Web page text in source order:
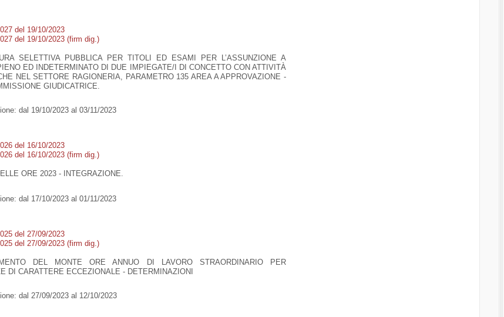
del 19/10/2023
del 19/10/2023 (firm dig.)
SELETTIVA PUBBLICA PER TITOLI ED ESAMI PER L’ASSUNZIONE A
ED INDETERMINATO DI DUE IMPIEGATE/I DI CONCETTO CON ATTIVITÀ
NEL SETTORE RAGIONERIA, PARAMETRO 135 AREA A APPROVAZIONE -
GIUDICATRICE.
dal 19/10/2023 al 03/11/2023
del 16/10/2023
del 16/10/2023 (firm dig.)
ORE 2023 - INTEGRAZIONE.
dal 17/10/2023 al 01/11/2023
del 27/09/2023
del 27/09/2023 (firm dig.)
DEL MONTE ORE ANNUO DI LAVORO STRAORDINARIO PER
DI CARATTERE ECCEZIONALE - DETERMINAZIONI
dal 27/09/2023 al 12/10/2023